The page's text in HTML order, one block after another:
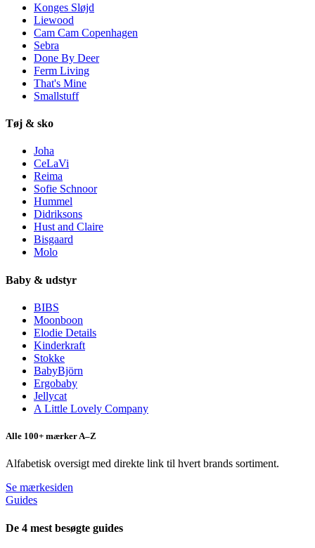
Konges Sløjd
Liewood
Cam Cam Copenhagen
Sebra
Done By Deer
Ferm Living
That's Mine
Smallstuff
Tøj & sko
Joha
CeLaVi
Reima
Sofie Schnoor
Hummel
Didriksons
Hust and Claire
Bisgaard
Molo
Baby & udstyr
BIBS
Moonboon
Elodie Details
Kinderkraft
Stokke
BabyBjörn
Ergobaby
Jellycat
A Little Lovely Company
Alle 100+ mærker A–Z
Alfabetisk oversigt med direkte link til hvert brands sortiment.
Se mærkesiden
Guides
De 4 mest besøgte guides